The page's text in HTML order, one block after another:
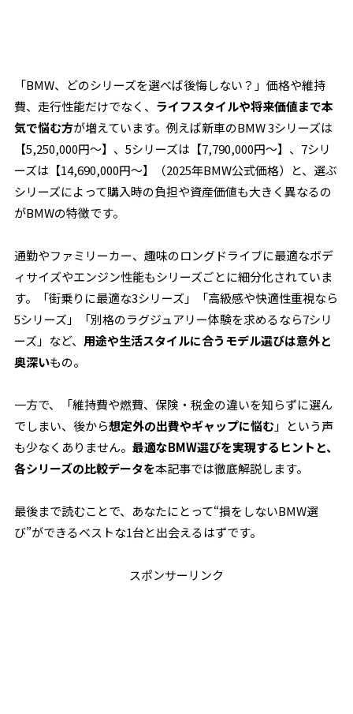
「BMW、どのシリーズを選べば後悔しない？」――価格や維持
費、走行性能だけでなく、 ライフスタイルや将来価値まで本
気で悩む方が増えています。例えば新車のBMW 3シリーズは
【5,250,000円～】、5シリーズは【7,790,000円～】、7シリ
ーズは【14,690,000円～】（2025年BMW公式価格）と、選ぶ
シリーズによって購入時の負担や資産価値も大きく異なるの
がBMWの特徴です。
通勤やファミリーカー、趣味のロングドライブに最適なボデ
ィサイズやエンジン性能もシリーズごとに細分化されていま
す。「街乗りに最適な3シリーズ」「高級感や快適性重視なら
5シリーズ」「別格のラグジュアリー体験を求めるなら7シリ
ーズ」など、 用途や生活スタイルに合うモデル選びは意外と
奥深いもの。
一方で、「維持費や燃費、保険・税金の違いを知らずに選ん
でしまい、後から想定外の出費やギャップに悩む」という声
も少なくありません。最適なBMW選びを実現するヒントと、
各シリーズの比較データを本記事では徹底解説します。
最後まで読むことで、あなたにとって“損をしないBMW選
び”ができるベストな1台と出会えるはずです。
スポンサーリンク